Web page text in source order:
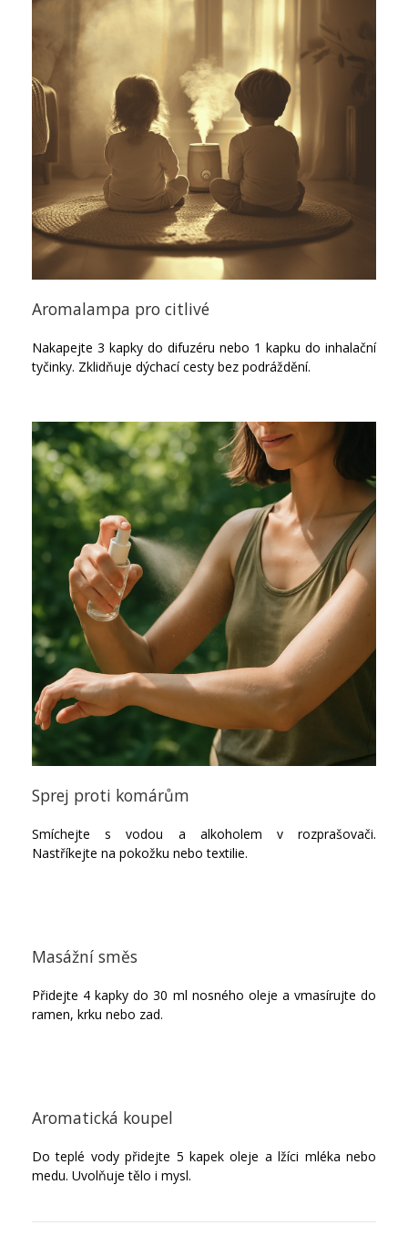
Aromalampa pro citlivé
Nakapejte 3 kapky do difuzéru nebo 1 kapku do inhalační
tyčinky. Zklidňuje dýchací cesty bez podráždění.
Sprej proti komárům
Smíchejte s vodou a alkoholem v rozprašovači.
Nastříkejte na pokožku nebo textilie.
Masážní směs
Přidejte 4 kapky do 30 ml nosného oleje a vmasírujte do
ramen, krku nebo zad.
Aromatická koupel
Do teplé vody přidejte 5 kapek oleje a lžíci mléka nebo
medu. Uvolňuje tělo i mysl.